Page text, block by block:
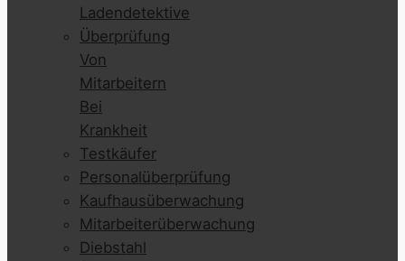
Ladendetektive
Überprüfung
Von
Mitarbeitern
Bei
Krankheit
Testkäufer
Personalüberprüfung
Kaufhausüberwachung
Mitarbeiterüberwachung
Diebstahl